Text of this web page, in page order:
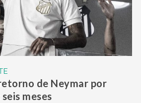
de Neymar por
meses